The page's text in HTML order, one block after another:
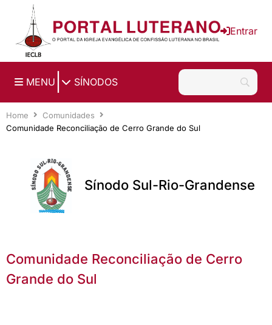
Ir para o conteúdo principal
Entrar
MENU SÍNODOS
Home
Comunidades
Comunidade Reconciliação de Cerro Grande do Sul
Sínodo Sul-Rio-Grandense
Comunidade Reconciliação de Cerro
Grande do Sul